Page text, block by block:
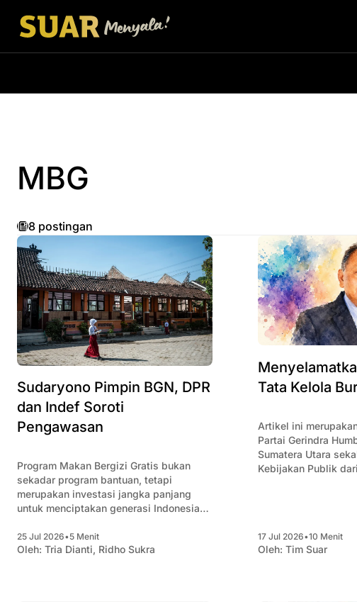
MBG
8 postingan
Sudaryono Pimpin BGN, DPR
dan Indef Soroti
Pengawasan
Program Makan Bergizi Gratis bukan
sekadar program bantuan, tetapi
merupakan investasi jangka panjang
untuk menciptakan generasi Indonesia
produktif.
25 Jul 2026•5 Menit
Oleh: Tria Dianti, Ridho Sukra
Tata Kelola
Artikel ini
Partai Gerindra
Sumatera Utara
Kebijakan Publik
17 Jul 2026•10 Menit
Oleh: Tim Suar